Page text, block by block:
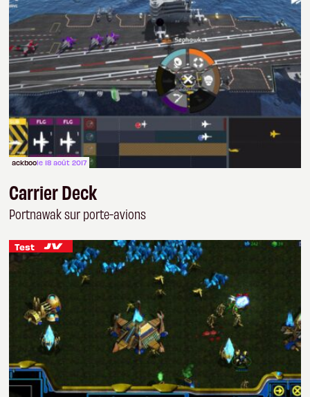
ackboole 18 août 2017
Carrier Deck
Portnawak sur porte-avions
Test